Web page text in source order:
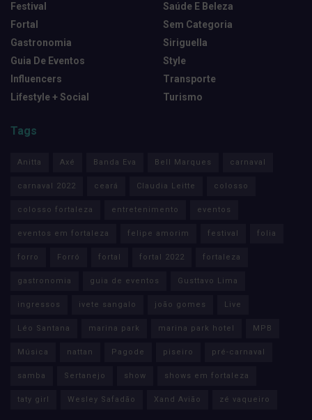
Festival
Fortal
Gastronomia
Guia De Eventos
Influencers
Lifestyle + Social
Saúde E Beleza
Sem Categoria
Siriguella
Style
Transporte
Turismo
Tags
Anitta Axé Banda Eva Bell Marques carnaval
carnaval 2022 ceará Claudia Leitte colosso
colosso fortaleza entretenimento eventos
eventos em fortaleza felipe amorim festival folia
forro Forró fortal fortal 2022 fortaleza
gastronomia guia de eventos Gusttavo Lima
ingressos ivete sangalo joão gomes Live
Léo Santana marina park marina park hotel MPB
Música nattan Pagode piseiro pré-carnaval
samba Sertanejo show shows em fortaleza
taty girl Wesley Safadão Xand Avião zé vaqueiro